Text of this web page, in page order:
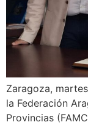
Zaragoza,
la Federación
Provincias